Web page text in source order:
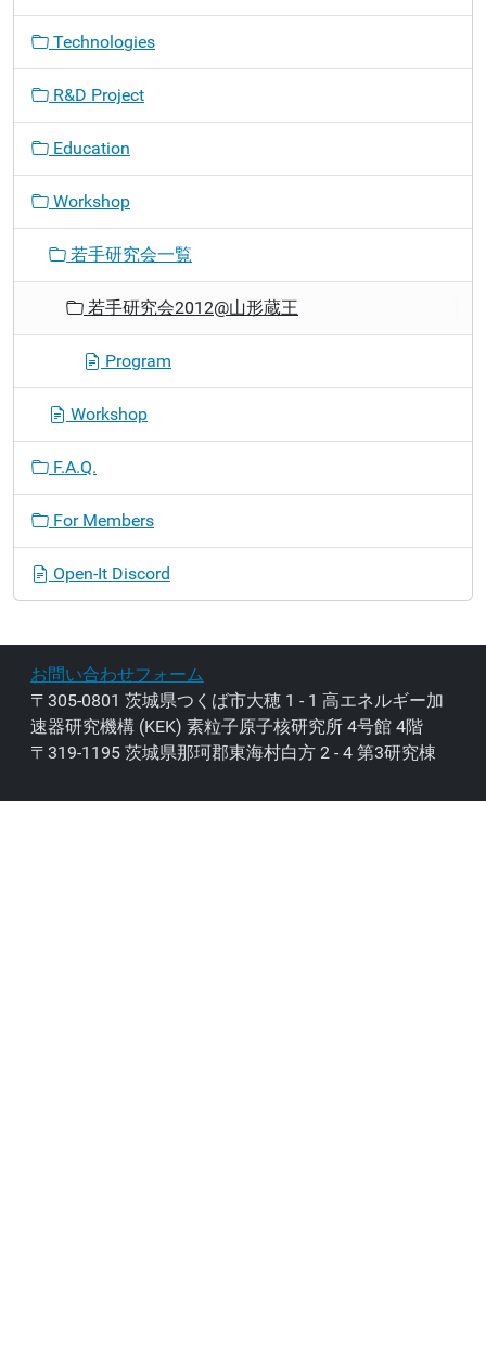
Technologies
R&D Project
Education
Workshop
若手研究会一覧
若手研究会2012@山形蔵王
Program
Workshop
F.A.Q.
For Members
Open-It Discord
お問い合わせフォーム
〒305-0801 茨城県つくば市大穂 1 - 1 高エネルギー加
速器研究機構 (KEK) 素粒子原子核研究所 4号館 4階
〒319-1195 茨城県那珂郡東海村白方 2 - 4 第3研究棟